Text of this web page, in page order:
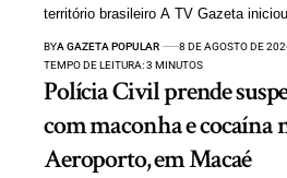
território brasileiro A TV Gazeta
BYA GAZETA POPULAR
8 DE AGOSTO DE
TEMPO DE LEITURA: 3 MINUTOS
Polícia Civil prende
com maconha e cocaína
Aeroporto, em Macaé